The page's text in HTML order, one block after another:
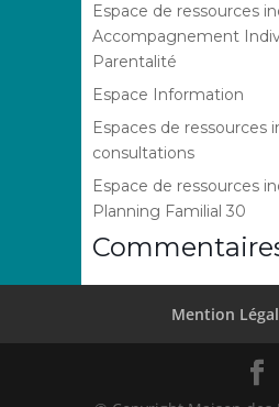
Espace de ressources
Accompagnement
Parentalité
Espace Information
Espaces de ressources
consultations
Espace de ressources
Planning Familial 30
Mention